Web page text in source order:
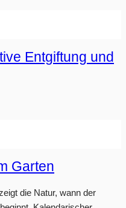
Entgiftung und
Garten
die Natur, wann der